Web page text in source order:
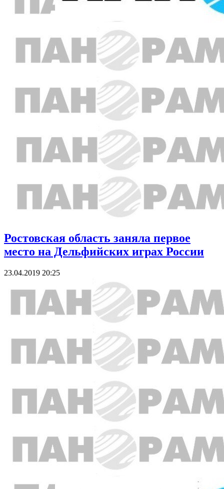
Ростовская область заняла первое
место на Дельфийских играх России
23.04.2019 20:25